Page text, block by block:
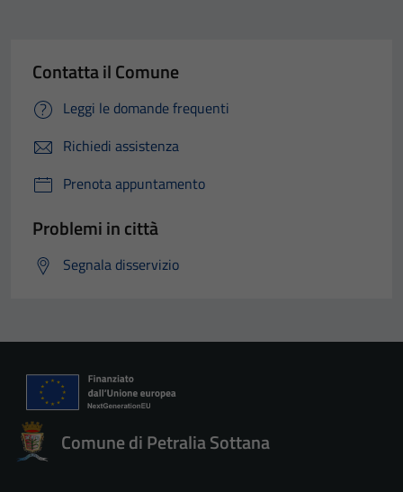
Contatta il Comune
Leggi le domande frequenti
Richiedi assistenza
Prenota appuntamento
Problemi in città
Segnala disservizio
Comune di Petralia Sottana